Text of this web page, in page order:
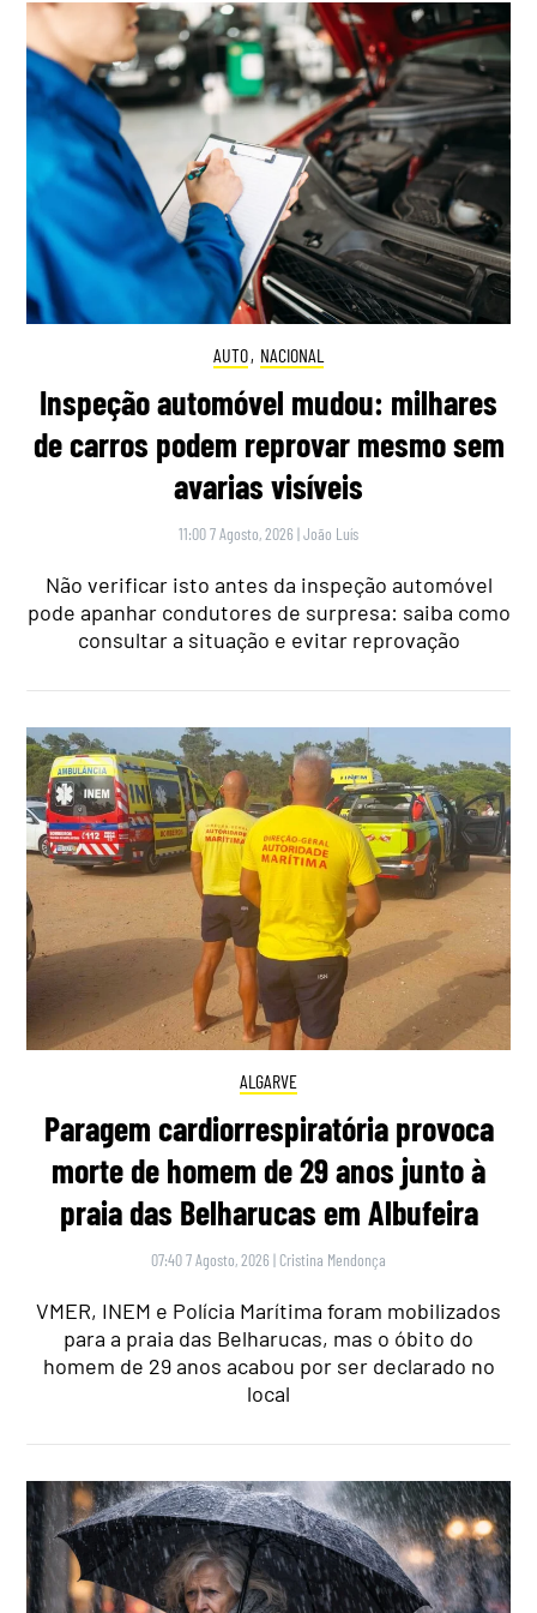
AUTO, NACIONAL
Inspeção automóvel mudou: milhares
de carros podem reprovar mesmo sem
avarias visíveis
11:00 7 Agosto, 2026 |João Luís
Não verificar isto antes da inspeção automóvel
pode apanhar condutores de surpresa: saiba como
consultar a situação e evitar reprovação
ALGARVE
Paragem cardiorrespiratória provoca
morte de homem de 29 anos junto à
praia das Belharucas em Albufeira
07:40 7 Agosto, 2026 | Cristina Mendonça
VMER, INEM e Polícia Marítima foram mobilizados
para a praia das Belharucas, mas o óbito do
homem de 29 anos acabou por ser declarado no
local